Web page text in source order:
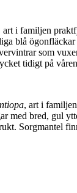
art i familjen
blå
som
tidigt på
, art i
med bred, gul
Sorgmantel